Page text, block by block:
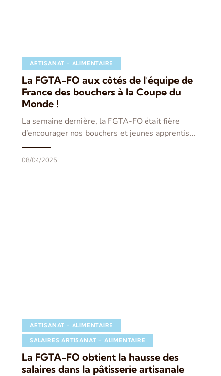
ARTISANAT - ALIMENTAIRE
La FGTA-FO aux côtés de l’équipe de
France des bouchers à la Coupe du
Monde !
La semaine dernière, la FGTA-FO était fière
d’encourager nos bouchers et jeunes apprentis…
08/04/2025
ARTISANAT - ALIMENTAIRE
SALAIRES ARTISANAT – ALIMENTAIRE
La FGTA-FO obtient la hausse des
salaires dans la pâtisserie artisanale